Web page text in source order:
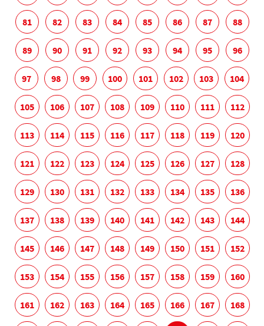
81 82 83 84 85 86 87 88
89 90 91 92 93 94 95 96
97 98 99 100 101 102 103 104
105 106 107 108 109 110 111 112
113 114 115 116 117 118 119 120
121 122 123 124 125 126 127 128
129 130 131 132 133 134 135 136
137 138 139 140 141 142 143 144
145 146 147 148 149 150 151 152
153 154 155 156 157 158 159 160
161 162 163 164 165 166 167 168